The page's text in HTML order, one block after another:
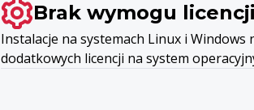
Brak wymogu
Instalacje na systemach Linux i Windows
dodatkowych licencji na system